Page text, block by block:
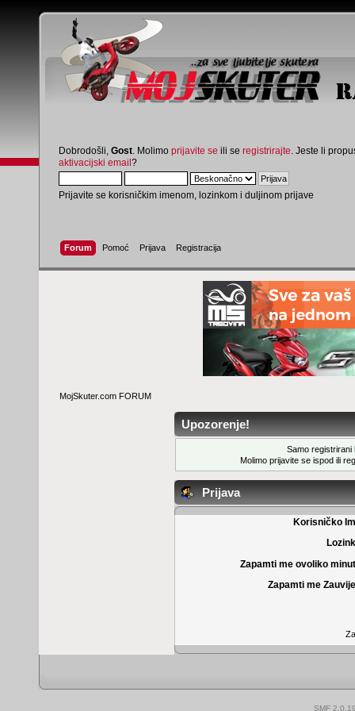
Dobrodošli, Gost . Molimo prijavite se ili se registrirajte . Jeste li
aktivacijski email?
Prijavite se korisničkim imenom, lozinkom i duljinom prijave
Forum Pomoć Prijava Registracija
MojSkuter.com FORUM
Upozorenje!
Samo registrirani
Molimo prijavite se ispod ili
Prijava
Korisničko
Zapamti me ovoliko
Zapamti me
SMF